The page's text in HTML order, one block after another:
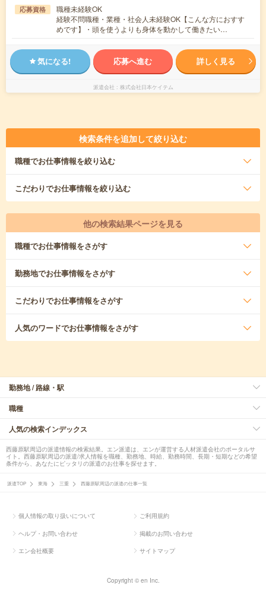
応募資格
職種未経験OK
経験不問職種・業種・社会人未経験OK【こんな方におすす
めです】・頭を使うよりも身体を動かして働きたい…
気になる! 応募へ進む 詳しく見る
派遣会社 株式会社日本ケイテム
検索条件を追加して絞り込む
職種でお仕事情報を絞り込む
こだわりでお仕事情報を絞り込む
他の検索結果ページを見る
職種でお仕事情報をさがす
勤務地でお仕事情報をさがす
こだわりでお仕事情報をさがす
人気のワードでお仕事情報をさがす
勤務地 / 路線・駅
職種
人気の検索インデックス
西藤原駅周辺の派遣情報の検索結果。エン派遣は、エンが運営する人材派遣会社のポータルサ
イト。西藤原駅周辺の派遣/求人情報を職種、勤務地、時給、勤務時間、長期・短期などの希望
条件から、あなたにピッタリの派遣のお仕事を探せます。
派遣TOP 東海 三重 西藤原駅周辺の派遣の仕事一覧
個人情報の取り扱いについて ご利用規約
ヘルプ・お問い合わせ 掲載のお問い合わせ
エン会社概要 サイトマップ
Copyright © en Inc.